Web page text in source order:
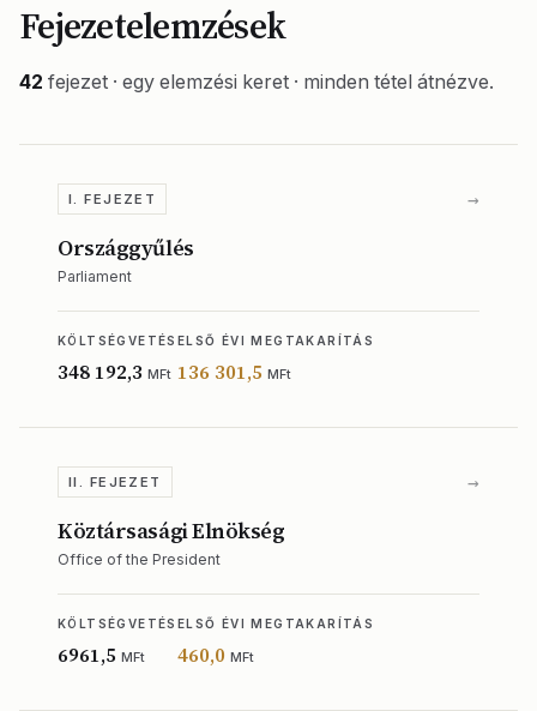
Fejezetelemzések
42 fejezet · egy elemzési keret · minden tétel átnézve.
I. FEJEZET →
Országgyűlés
Parliament
KÖLTSÉGVETÉS
348 192,3 MFt
ELSŐ ÉVI MEGTAKARÍTÁS
136 301,5 MFt
II. FEJEZET →
Köztársasági Elnökség
Office of the President
KÖLTSÉGVETÉS
6961,5 MFt
ELSŐ ÉVI MEGTAKARÍTÁS
460,0 MFt